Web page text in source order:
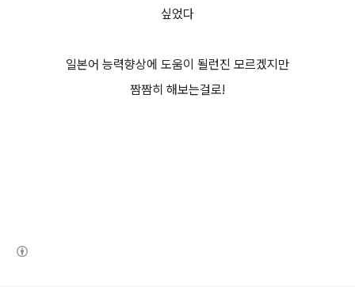
싶었다
일본어 능력향상에 도움이 될런진 모르겠지만
짬짬히 해보는걸로!